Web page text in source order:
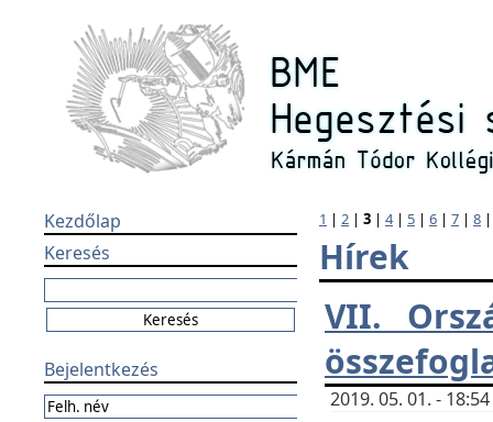
Kezdőlap
Keresés
Bejelentkezés
1 | 2 | 3 | 4| 5 | 6 | 7 | 8
Hírek
VII.
2019. 05. 01. -